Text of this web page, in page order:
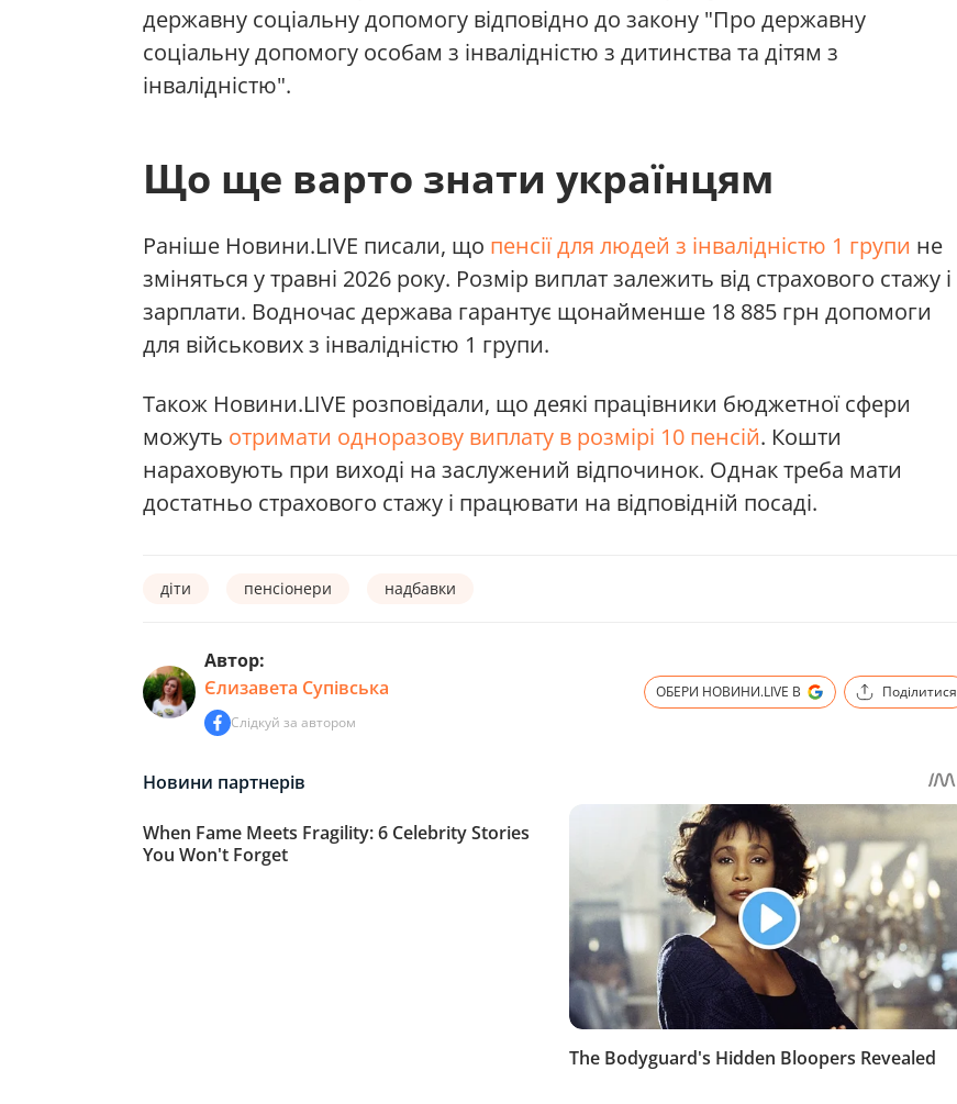
державну соціальну допомогу відповідно до закону "Про державну
соціальну допомогу особам з інвалідністю з дитинства та дітям з
інвалідністю".
Що ще варто знати українцям
Раніше Новини.LIVE писали, що пенсії для людей з інвалідністю 1 групи не
зміняться у травні 2026 року. Розмір виплат залежить від страхового стажу і
зарплати. Водночас держава гарантує щонайменше 18 885 грн допомоги
для військових з інвалідністю 1 групи.
Також Новини.LIVE розповідали, що деякі працівники бюджетної сфери
можуть отримати одноразову виплату в розмірі 10 пенсій. Кошти
нараховують при виході на заслужений відпочинок. Однак треба мати
достатньо страхового стажу і працювати на відповідній посаді.
діти пенсіонери надбавки
Автор:
Єлизавета Супівська
Слідкуй за автором
ОБЕРИ НОВИНИ.LIVE В Поділитися